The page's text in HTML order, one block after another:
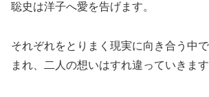
聡史は洋子へ愛を告げます。
それぞれをとりまく現実に向き合う中
まれ、二人の想いはすれ違っていきます